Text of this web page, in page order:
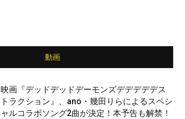
動画
映画『デッドデッドデーモンズデデデデデス
トラクション』、ano・幾田りらによるスペシ
ャルコラボソング2曲が決定！本予告も解禁！